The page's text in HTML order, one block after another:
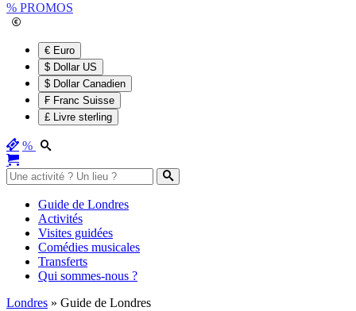
% PROMOS
€ Euro
$ Dollar US
$ Dollar Canadien
₣ Franc Suisse
£ Livre sterling
%
Guide de Londres
Activités
Visites guidées
Comédies musicales
Transferts
Qui sommes-nous ?
Londres » Guide de Londres